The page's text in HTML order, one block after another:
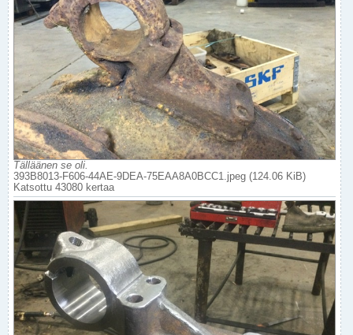
Tälläänen se oli.
393B8013-F606-44AE-9DEA-75EAA8A0BCC1.jpeg (124.06 KiB)
Katsottu 43080 kertaa